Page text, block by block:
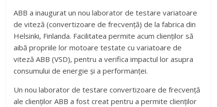
ABB a inaugurat un nou laborator de testare variatoare
de viteză (convertizoare de frecvență) de la fabrica din
Helsinki, Finlanda. Facilitatea permite acum clienților să
aibă propriile lor motoare testate cu variatoare de
viteză ABB (VSD), pentru a verifica impactul lor asupra
consumului de energie și a performanței.
Un nou laborator de testare convertizoare de frecvență
ale clienților ABB a fost creat pentru a permite clienților